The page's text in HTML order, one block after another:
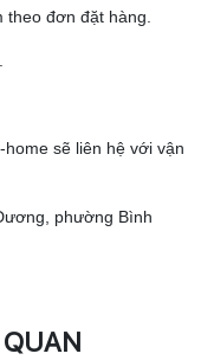
đơn đặt hàng.
sẽ liên hệ với vận
phường Bình